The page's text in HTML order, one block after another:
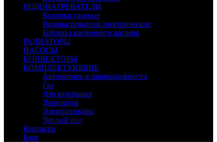
ВОДОНАГРЕВАТЕЛИ
Колонки газовые
Водонагреватели электрические
Бойлеры косвенного нагрева
РАДИАТОРЫ
НАСОСЫ
КОНВЕКТОРЫ
КОМПЛЕКТУЮЩИЕ
Автоматика и принадлежности
Газ
Для котельных
Дымоходы
Электротовары
Теплый пол
Контакты
Блог